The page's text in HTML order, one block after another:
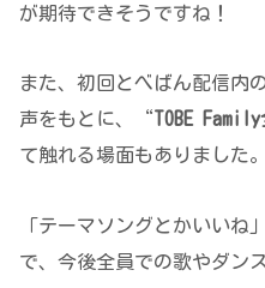
が期待できそうですね！
また、初回とべばん配信内
声をもとに、“TOBE
て触れる場面もありました。
「テーマソングとかいいね
で、今後全員での歌やダン